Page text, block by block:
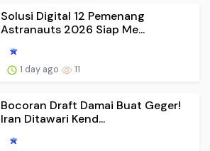
Solusi Digital 12 Pemenang
Astranauts 2026 Siap Me...
1 day ago 11
Bocoran Draft Damai Buat Geger!
Iran Ditawari Kend...